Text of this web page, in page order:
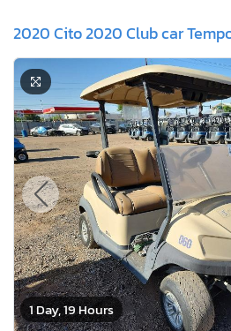
2020 Cito 2020 Club car
1 Day, 19 Hours